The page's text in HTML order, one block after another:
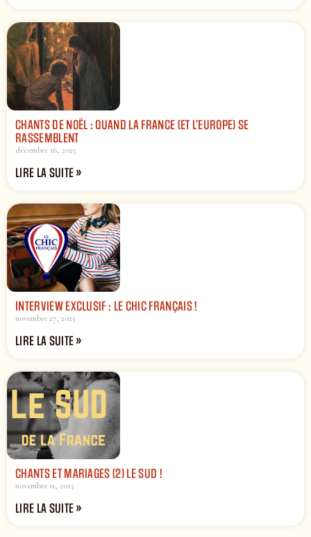
CHANTS DE NOËL : QUAND LA FRANCE (ET L’EUROPE) SE
RASSEMBLENT
décembre 16, 2025
LIRE LA SUITE »
INTERVIEW EXCLUSIF : LE CHIC FRANÇAIS !
novembre 27, 2025
LIRE LA SUITE »
CHANTS ET MARIAGES (2) LE SUD !
novembre 11, 2025
LIRE LA SUITE »